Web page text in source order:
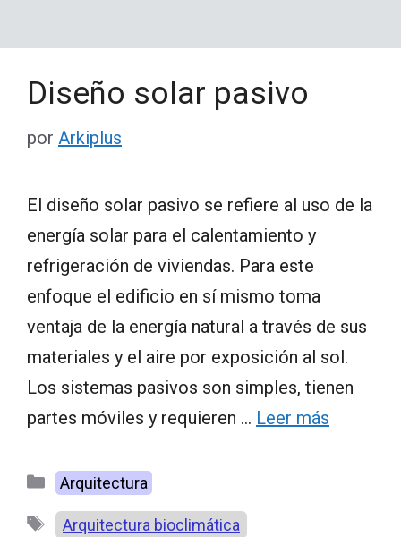
Diseño solar pasivo
por Arkiplus
El diseño solar pasivo se refiere al uso de la
energía solar para el calentamiento y
refrigeración de viviendas. Para este
enfoque el edificio en sí mismo toma
ventaja de la energía natural a través de sus
materiales y el aire por exposición al sol.
Los sistemas pasivos son simples, tienen
partes móviles y requieren … Leer más
Categorías
Arquitectura
Etiquetas
Arquitectura bioclimática